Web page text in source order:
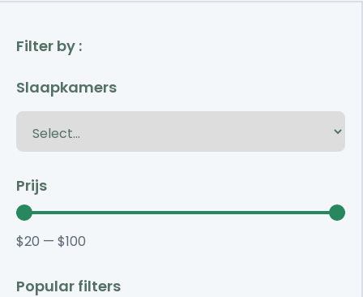
Filter by :
Slaapkamers
Prijs
$20 — $100
Popular filters